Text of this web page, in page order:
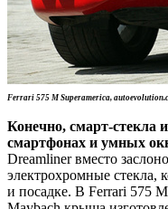
Ferrari 575 M Superamerica,
Конечно, смарт-стекла
смартфонах и умных
Dreamliner вместо
электрохромные стекла,
и посадке. В Ferrari 575